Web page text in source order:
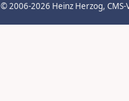
© 2006-2026 Heinz Herzog,